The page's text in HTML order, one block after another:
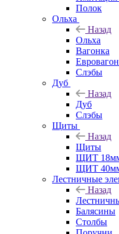
Полок
Ольха
Назад
Ольха
Вагонка
Слэбы
Дуб
Назад
Дуб
Слэбы
Щиты
Назад
Щиты
ЩИТ
ЩИТ
Лестничные
Назад
Балясины
Столбы